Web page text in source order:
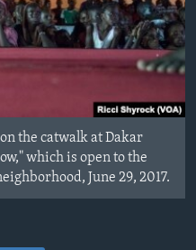
the catwalk at Dakar
which is open to the
June 29, 2017.